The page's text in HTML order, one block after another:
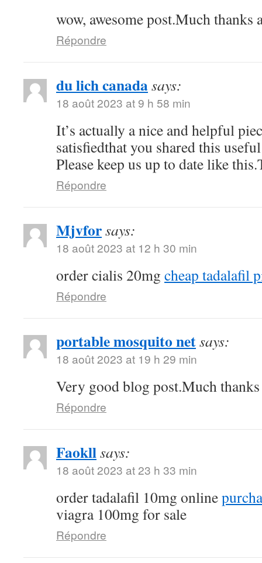
wow, awesome post.Much thanks
Répondre
du lich canadasays:
18 août 2023 at 9 h 58 min
It’s actually a nice and helpful
satisfiedthat you shared this
Please keep us up to date like
Répondre
Mjvforsays:
18 août 2023 at 12 h 30 min
order cialis 20mg cheap tadalafil
Répondre
portable mosquito netsays:
18 août 2023 at 19 h 29 min
Very good blog post.Much
Répondre
Faokllsays:
18 août 2023 at 23 h 33 min
order tadalafil 10mg online
viagra 100mg for sale
Répondre